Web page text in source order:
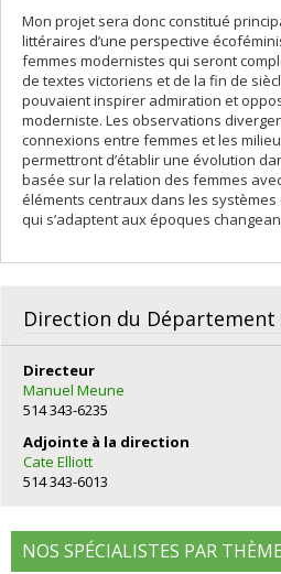
Mon projet sera donc constitué
littéraires d’une perspective
femmes modernistes qui seront
de textes victoriens et de la fin de
pouvaient inspirer admiration et
moderniste. Les observations
connexions entre femmes et les
permettront d’établir une évolution
basée sur la relation des femmes
éléments centraux dans les
qui s’adaptent aux époques
Direction du Département
Directeur
Manuel Meune
514 343-6235
Adjointe à la direction
Cate Elliott
514 343-6013
NOS SPÉCIALISTES PAR THÈME